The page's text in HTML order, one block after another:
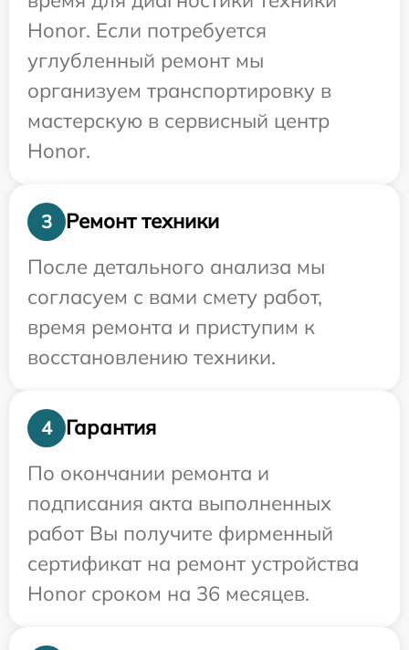
Honor. Если потребуется
углубленный ремонт мы
организуем транспортировку в
мастерскую в сервисный центр
Honor.
3
Ремонт техники
После детального анализа мы
согласуем с вами смету работ,
время ремонта и приступим к
восстановлению техники.
4
Гарантия
По окончании ремонта и
подписания акта выполненных
работ Вы получите фирменный
сертификат на ремонт устройства
Honor сроком на 36 месяцев.